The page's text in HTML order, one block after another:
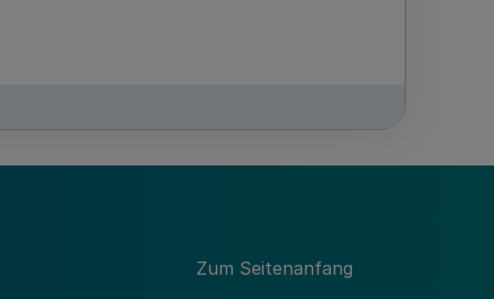
Zum Seitenanfang